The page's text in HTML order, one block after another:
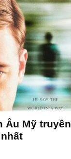
Âu Mỹ truyền